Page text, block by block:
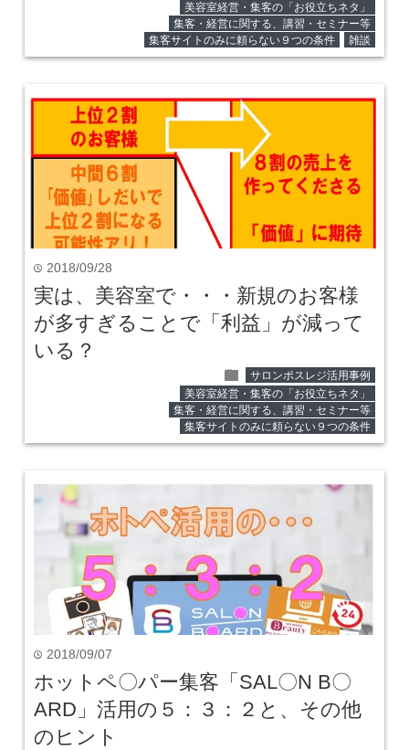
美容室経営・集客の「お役立ちネタ」
集客・経営に関する、講習・セミナー等
集客サイトのみに頼らない９つの条件
雑談
time 2018/09/28
実は、美容室で・・・新規のお客様
が多すぎることで「利益」が減って
いる？
folder
サロンポスレジ活用事例
美容室経営・集客の「お役立ちネタ」
集客・経営に関する、講習・セミナー等
集客サイトのみに頼らない９つの条件
time 2018/09/07
ホットペ〇パー集客「SAL〇N B〇
ARD」活用の５：３：２と、その他
のヒント